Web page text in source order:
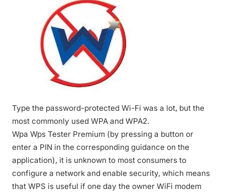
Type the password-protected Wi-Fi was a lot, but the
most commonly used WPA and WPA2.
Wpa Wps Tester Premium (by pressing a button or
enter a PIN in the corresponding guidance on the
application), it is unknown to most consumers to
configure a network and enable security, which means
that WPS is useful if one day the owner WiFi modem